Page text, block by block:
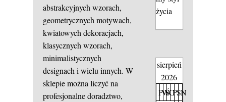
abstrakcyjnych wzorach,
geometrycznych motywach,
kwiatowych dekoracjach,
klasycznych wzorach,
minimalistycznych
designach i wielu innych. W
sklepie można liczyć na
profesjonalne doradztwo,
życia
sierpień
2026
PW
ŚCPSN